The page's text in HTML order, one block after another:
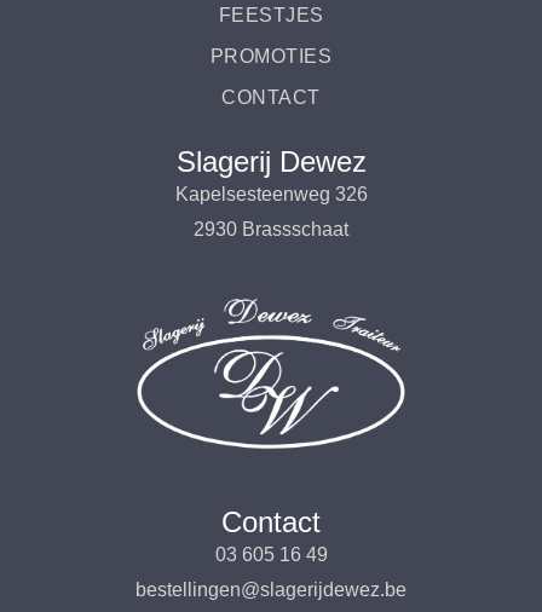
FEESTJES
PROMOTIES
CONTACT
Slagerij Dewez
Kapelsesteenweg 326
2930 Brassschaat
Contact
03 605 16 49
bestellingen@slagerijdewez.be